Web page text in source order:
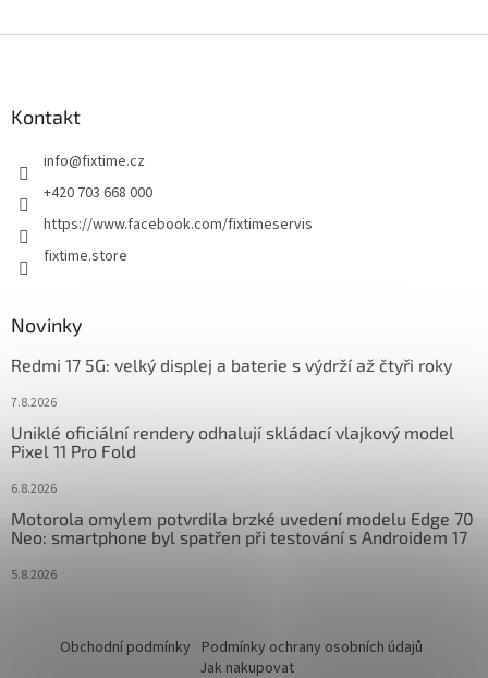
Kontakt
info@fixtime.cz
+420 703 668 000
https://www.facebook.com/fixtimeservis
fixtime.store
Novinky
Redmi 17 5G: velký displej a baterie s výdrží až čtyři roky
7.8.2026
Uniklé oficiální rendery odhalují skládací vlajkový model
Pixel 11 Pro Fold
6.8.2026
Motorola omylem potvrdila brzké uvedení modelu Edge 70
Neo: smartphone byl spatřen při testování s Androidem 17
5.8.2026
Obchodní podmínky Podmínky ochrany osobních údajů
Jak nakupovat